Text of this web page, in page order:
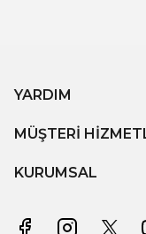
YARDIM
MÜŞTERİ
KURUMSAL